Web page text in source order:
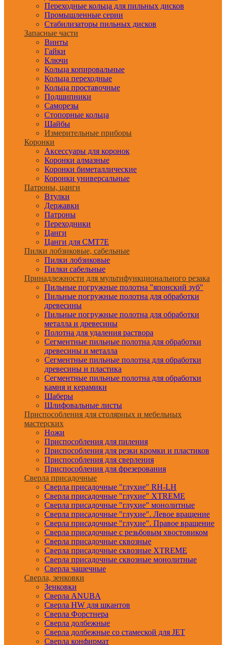
Переходные кольца для пильных дисков
Промышленные серии
Стабилизаторы пильных дисков
Запасные части
Винты
Гайки
Ключи
Кольца копировальные
Кольца переходные
Кольца проставочные
Подшипники
Саморезы
Стопорные кольца
Шайбы
Измерительные приборы
Коронки
Аксессуары для коронок
Коронки алмазные
Коронки биметаллические
Коронки универсальные
Патроны, цанги
Втулки
Державки
Патроны
Переходники
Цанги
Цанги для CMT7E
Пилки лобзиковые, сабельные
Пилки лобзиковые
Пилки сабельные
Принадлежности для мультифункционального резака
Пильные погружные полотна "японский зуб"
Пильные погружные полотна для обработки
древесины
Пильные погружные полотна для обработки
металла и древесины
Полотна для удаления раствора
Сегментные пильные полотна для обработки
древесины и металла
Сегментные пильные полотна для обработки
древесины и пластика
Сегментные пильные полотна для обработки
камня и керамики
Шаберы
Шлифовальные листы
Приспособления для столярных и мебельных
мастерских
Ножи
Приспособления для пиления
Приспособления для резки кромки и пластиков
Приспособления для сверления
Приспособления для фрезерования
Сверла присадочные
Сверла присадочные "глухие" RH-LH
Сверла присадочные "глухие" XTREME
Сверла присадочные "глухие" монолитные
Сверла присадочные "глухие". Левое вращение
Сверла присадочные "глухие". Правое вращение
Сверла присадочные с резьбовым хвостовиком
Сверла присадочные сквозные
Сверла присадочные сквозные XTREME
Сверла присадочные сквозные монолитные
Сверла чашечные
Сверла, зенковки
Зенковки
Сверла ANUBA
Сверла HW для шкантов
Сверла Форстнера
Сверла долбежные
Сверла долбежные со стамеской для JET
Сверла конфирмат